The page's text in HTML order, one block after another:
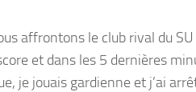
affrontons le club rival du
et dans les 5 dernières
je jouais gardienne et j’ai